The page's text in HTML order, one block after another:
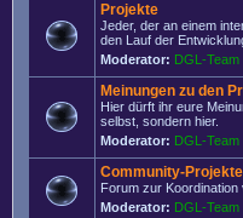
Projekte
Jeder, der an einem
den Lauf der
Moderator: DGL-Team
Meinungen zu den
Hier dürft ihr eure
selbst, sondern hier.
Moderator: DGL-Team
Community-Projekte
Forum zur Koordination
Moderator: DGL-Team